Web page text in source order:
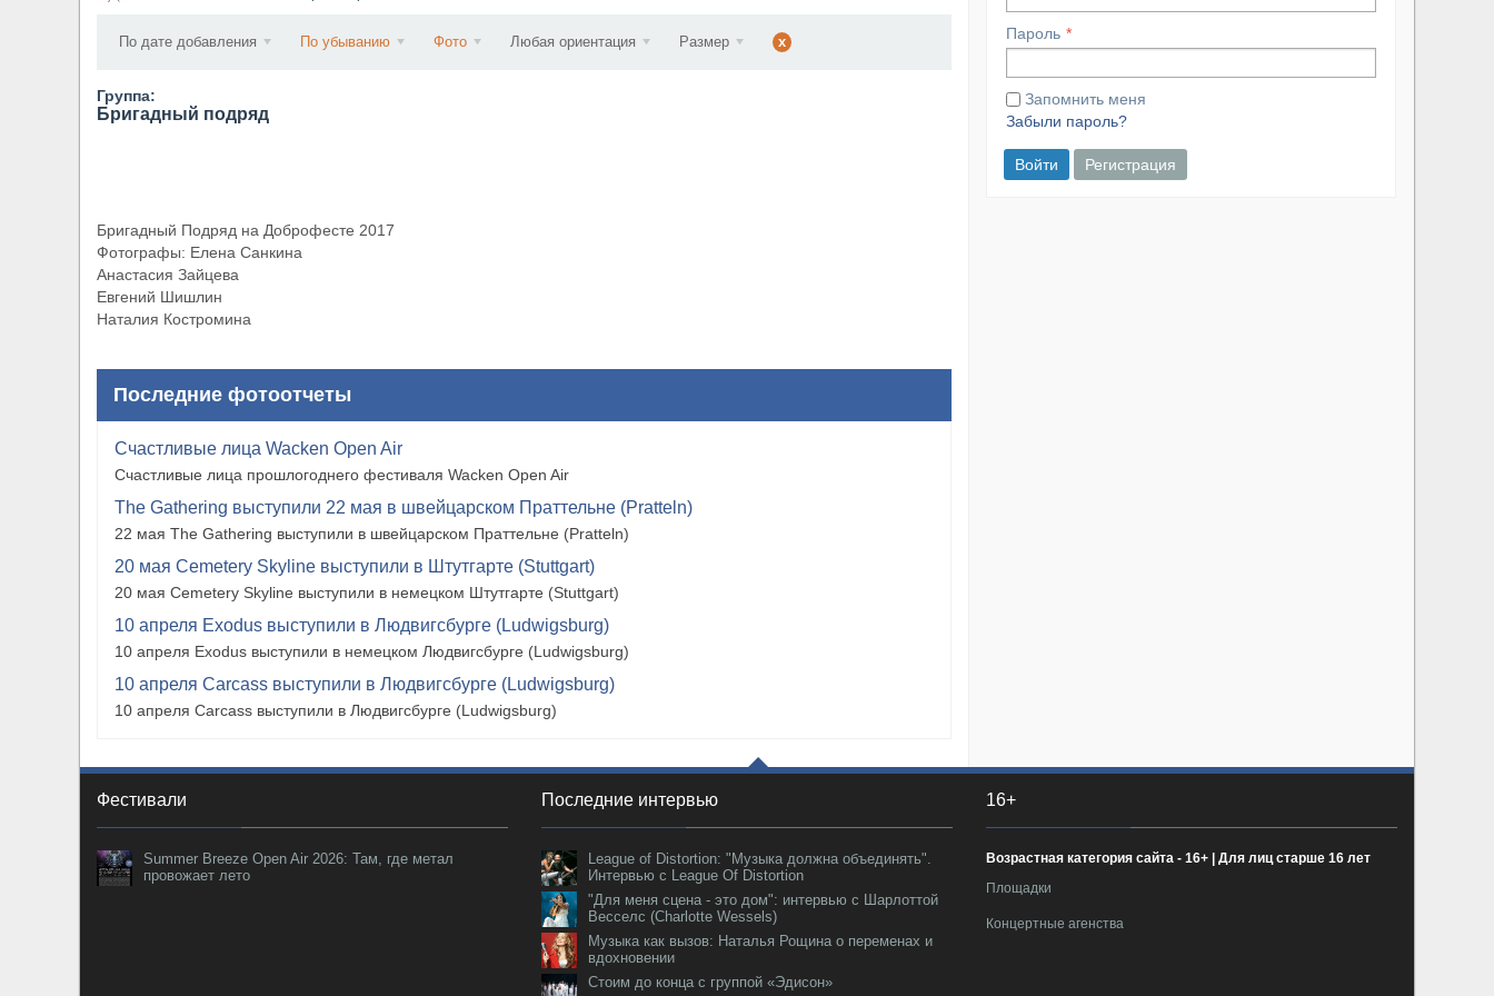
По дате добавления По убыванию Фото Любая ориентация Размер x
Группа:
Бригадный подряд
Бригадный Подряд на Доброфесте 2017
Фотографы: Елена Санкина
Анастасия Зайцева
Евгений Шишлин
Наталия Костромина
Последние фотоотчеты
Счастливые лица Wacken Open Air
Счастливые лица прошлогоднего фестиваля Wacken Open Air
The Gathering выступили 22 мая в швейцарском Праттельне (Pratteln)
22 мая The Gathering выступили в швейцарском Праттельне (Pratteln)
20 мая Cemetery Skyline выступили в Штутгарте (Stuttgart)
20 мая Cemetery Skyline выступили в немецком Штутгарте (Stuttgart)
10 апреля Exodus выступили в Людвигсбурге (Ludwigsburg)
10 апреля Exodus выступили в немецком Людвигсбурге (Ludwigsburg)
10 апреля Carcass выступили в Людвигсбурге (Ludwigsburg)
10 апреля Carcass выступили в Людвигсбурге (Ludwigsburg)
Пароль
Запомнить меня
Забыли пароль?
Войти Регистрация
Фестивали
Summer Breeze Open Air 2026: Там, где метал
провожает лето
Последние интервью
League of Distortion: "Музыка должна объединять".
Интервью с League Of Distortion
"Для меня сцена - это дом": интервью с Шарлоттой
Весселс (Charlotte Wessels)
Музыка как вызов: Наталья Рощина о переменах и
вдохновении
Стоим до конца с группой «Эдисон»
16+
Возрастная категория сайта - 16+ | Для лиц старше 16 лет
Площадки
Концертные агенства